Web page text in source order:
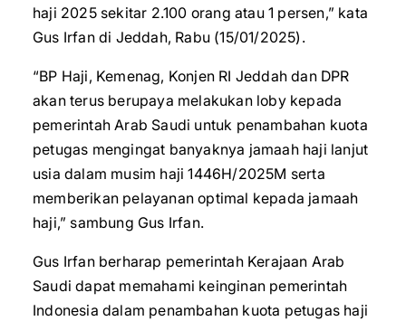
haji 2025 sekitar 2.100 orang atau 1 persen,” kata
Gus Irfan di Jeddah, Rabu (15/01/2025).
“BP Haji, Kemenag, Konjen RI Jeddah dan DPR
akan terus berupaya melakukan loby kepada
pemerintah Arab Saudi untuk penambahan kuota
petugas mengingat banyaknya jamaah haji lanjut
usia dalam musim haji 1446H/2025M serta
memberikan pelayanan optimal kepada jamaah
haji,” sambung Gus Irfan.
Gus Irfan berharap pemerintah Kerajaan Arab
Saudi dapat memahami keinginan pemerintah
Indonesia dalam penambahan kuota petugas haji